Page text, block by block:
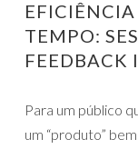
TEMPO:
FEEDBACK
Para um público
um “produto”